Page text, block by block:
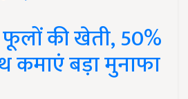
की खेती, 50%
कमाएं बड़ा मुनाफा